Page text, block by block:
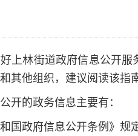
上林街道政府信息公开
其他组织，建议阅读该指
开的政务信息主要有：
国政府信息公开条例》规